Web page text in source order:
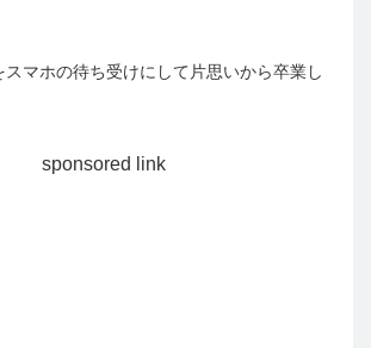
マホの待ち受けにして片思いから卒業し
sponsored link